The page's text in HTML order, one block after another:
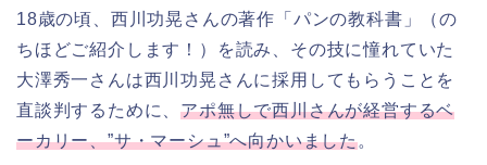
18歳の頃、西川功晃さんの著作「パンの教科書」（の
ちほどご紹介します！）を読み、その技に憧れていた
大澤秀一さんは西川功晃さんに採用してもらうことを
直談判するために、アポ無しで西川さんが経営するベ
ーカリー、”サ・マーシュ”へ向かいました。